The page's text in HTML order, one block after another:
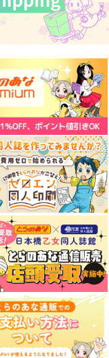
にんげんちょろいぬ
ももんまんじ
1,100円（税込）
碧棺左馬刻×山田一郎
サンプル
作品詳細
本音を教えて
最初で最後
572円（税込）
うさいちdays2 -web
再録本vol.2-
ほしのゆりかご
専売 787円（税込）
ヒプノシスマイク
碧棺左馬刻×山田一郎
サンプル
カート